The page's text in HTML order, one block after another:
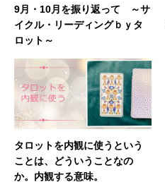
9月・10月を振り返って ～サ
イクル・リーディングｂｙタ
ロット～
タロットを内観に使うという
ことは、どういうことなの
か。内観する意味。